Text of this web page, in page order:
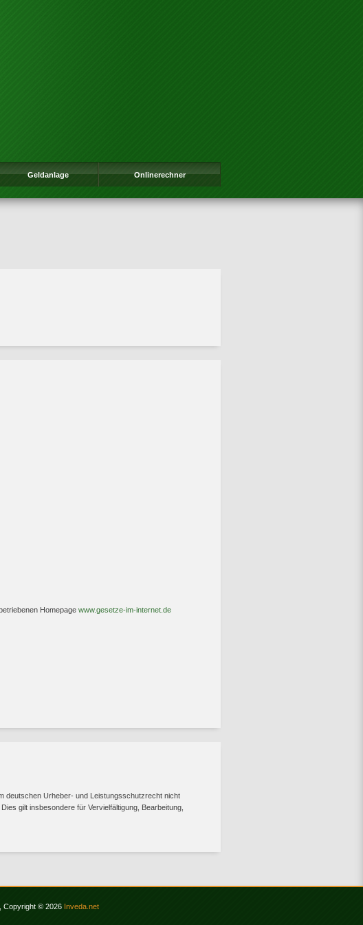
Geldanlage Onlinerechner
Homepage www.gesetze-im-internet.de
deutschen Urheber- und Leistungsschutzrecht nicht
gilt insbesondere für Vervielfältigung, Bearbeitung,
, Copyright © 2026 Inveda.net